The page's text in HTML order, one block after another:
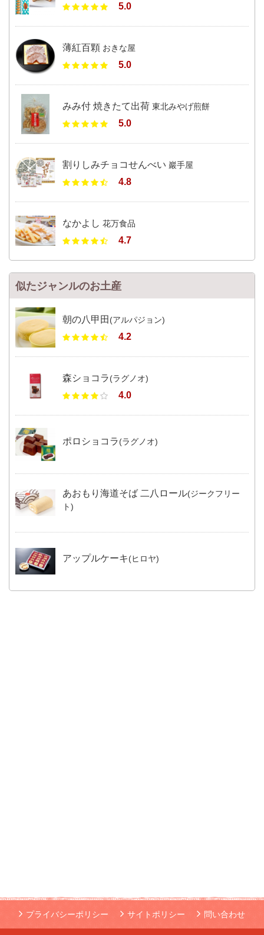
5.0
薄紅百顆 おきな屋
5.0
みみ付 焼きたて出荷 東北みやげ煎餅
5.0
割りしみチョコせんべい 巖手屋
4.8
なかよし 花万食品
4.7
似たジャンルのお土産
朝の八甲田 (アルパジョン)
4.2
森ショコラ (ラグノオ)
4.0
ポロショコラ (ラグノオ)
あおもり海道そば 二八ロール(ジークフリー
ト)
アップルケーキ (ヒロヤ)
プライバシーポリシー サイトポリシー 問い合わせ